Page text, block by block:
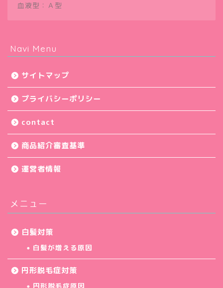
血液型：Ａ型
Navi Menu
サイトマップ
プライバシーポリシー
contact
商品紹介審査基準
運営者情報
メニュー
白髪対策
白髪が増える原因
円形脱毛症対策
円形脱毛症原因